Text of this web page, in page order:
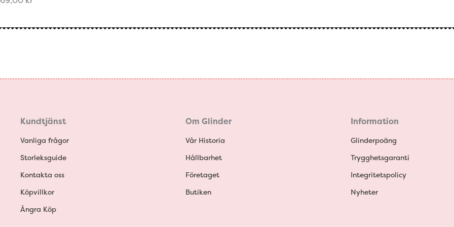
Kundtjänst
Vanliga frågor
Storleksguide
Kontakta oss
Köpvillkor
Ångra Köp
Om Glinder
Vår Historia
Hållbarhet
Företaget
Butiken
Information
Glinderpoäng
Trygghetsgaranti
Integritetspolicy
Nyheter